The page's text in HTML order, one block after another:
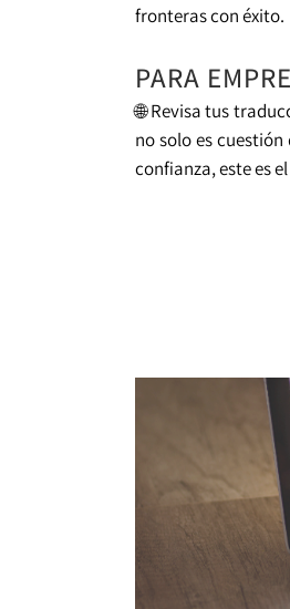
fronteras con éxito.
PARA
🌐 Revisa tus
no solo es
confianza, este es